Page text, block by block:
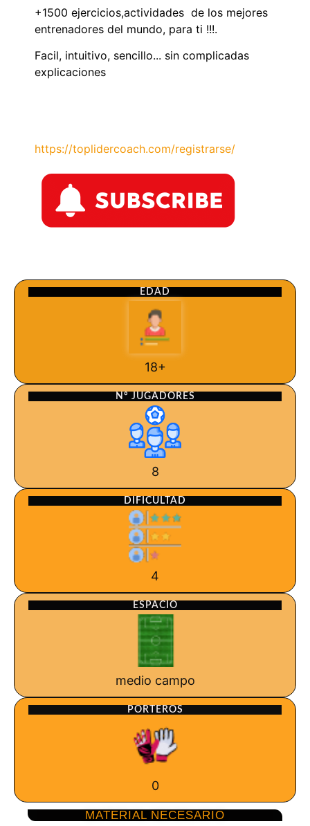
+1500 ejercicios,actividades de los mejores
entrenadores del mundo, para ti !!!.
Facil, intuitivo, sencillo... sin complicadas
explicaciones
https://toplidercoach.com/registrarse/
EDAD
18+
Nº JUGADORES
8
DIFICULTAD
4
ESPACIO
medio campo
PORTEROS
0
MATERIAL NECESARIO